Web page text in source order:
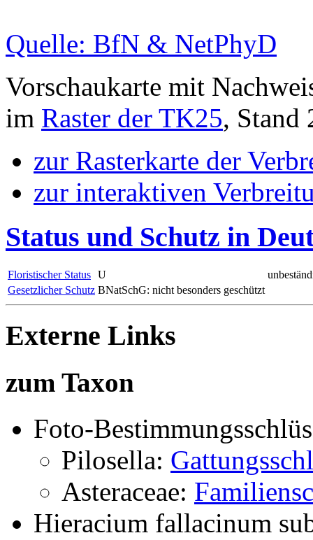
Quelle: BfN & NetPhyD
Vorschaukarte mit
im Raster der TK25, Stand
zur Rasterkarte der
zur interaktiven
Status und Schutz in
Floristischer Status U
Gesetzlicher Schutz BNatSchG: nicht besonders geschützt
Externe Links
zum Taxon
Foto-
Pilosella:
Asteraceae:
Hieracium fallacinum